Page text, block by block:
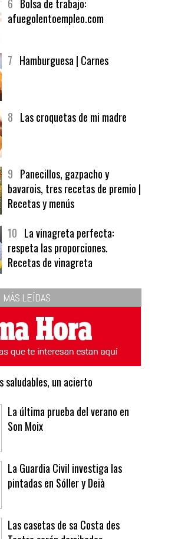
afuegolentoempleo.com
bavarois, tres recetas de premio |
Recetas y menús
respeta las proporciones.
Recetas de vinagreta
MÁS LEÍDAS
saludables, un acierto
Son Moix
pintadas en Sóller y Deià